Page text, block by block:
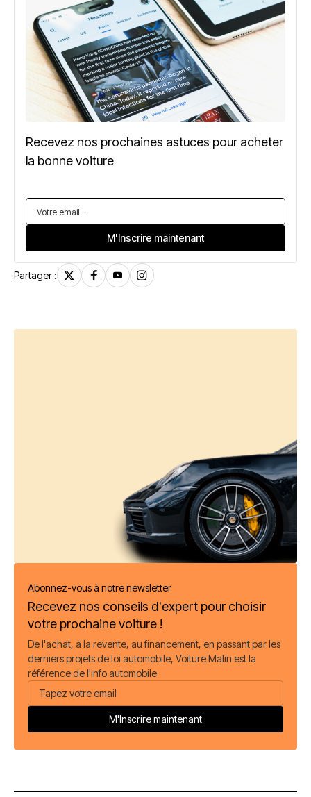
Recevez nos prochaines astuces pour acheter
la bonne voiture
Partager :
Abonnez-vous à notre newsletter
Recevez nos conseils d'expert pour choisir
votre prochaine voiture !
De l'achat, à la revente, au financement, en passant par les
derniers projets de loi automobile, Voiture Malin est la
référence de l'info automobile